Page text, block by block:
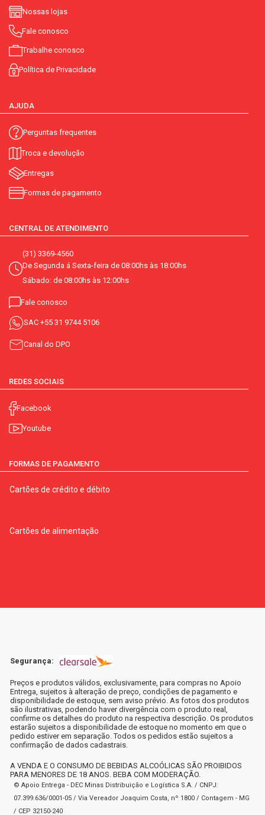
Nossas lojas
Fale conosco
Trabalhe conosco
Política de Privacidade
AJUDA
Perguntas frequentes
Troca e devolução
Entregas
Formas de pagamento
CENTRAL DE ATENDIMENTO
(31) 3369-4560
De Segunda á Sexta-feira de 08:00hs às 18:00hs
Sábado: de 08:00hs às 12:00hs
Fale conosco
SAC +55 31 9744 5106
Canal do DPO
REDES SOCIAIS
Facebook
Youtube
FORMAS DE PAGAMENTO
Cartões de crédito e débito
Cartões de alimentação
Segurança:
Preços e produtos válidos, exclusivamente, para compras no Apoio
Entrega, sujeitos à alteração de preço, condições de pagamento e
disponibilidade de estoque, sem aviso prévio. As fotos dos produtos
são ilustrativas, podendo haver divergência com o produto real,
confirme os detalhes do produto na respectiva descrição. Os produtos
estarão sujeitos a disponibilidade de estoque no momento em que o
pedido estiver em separação. Todos os pedidos estão sujeitos a
confirmação de dados cadastrais.
A VENDA E O CONSUMO DE BEBIDAS ALCOÓLICAS SÃO PROIBIDOS
PARA MENORES DE 18 ANOS. BEBA COM MODERAÇÃO.
© Apoio Entrega - DEC Minas Distribuição e Logística S.A. / CNPJ:
07.399.636/0001-05 / Via Vereador Joaquim Costa, nº 1800 / Contagem - MG
/ CEP 32150-240